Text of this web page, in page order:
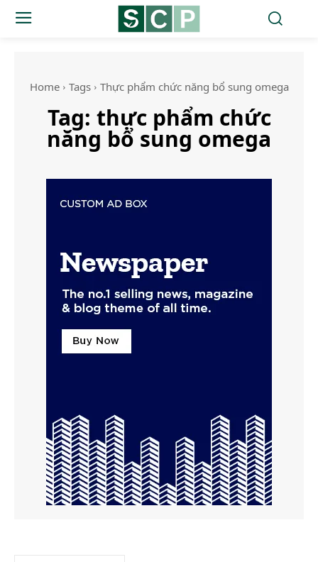
Home Tags Thực phẩm chức năng bổ sung omega
Tag: thực phẩm chức
năng bổ sung omega